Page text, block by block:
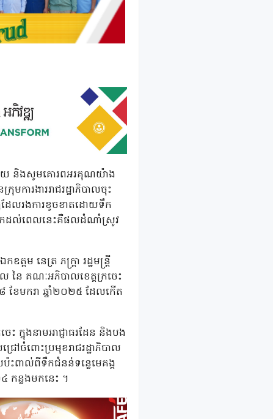
រាយ និងសូមគោរពអរគុណយ៉ាង
ការងាររាជរដ្ឋាភិបាលចុះ
ដែលរងការខូចខាតដោយទឹក
មកដល់ពេលនេះគឺផលដំណាំស្រូវ
តម នេត្រ ភក្រ្តា រដ្ឋមន្រ្តី
ល នៃ គណៈអភិបាលខេត្តក្រចេះ
ែមករា ឆ្នាំ២០២៥ ដែលកើត
ះ ក្នុងនាមអាជ្ញាធរដែន និងបង
ៅចំពោះប្រមុខរាជរដ្ឋាភិបាល
ពាល់ពីទឹកជំនន់ទន្លេមេគង្គ
កន្លងមកនេះ ។